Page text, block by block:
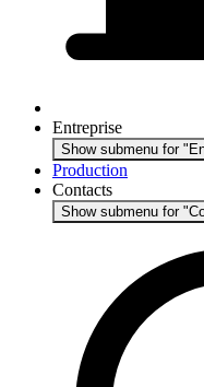
Entreprise
Show submenu for
Production
Contacts
Show submenu for